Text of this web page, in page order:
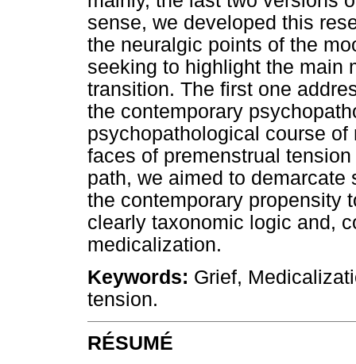
sense, we developed this
the neuralgic points of the
seeking to highlight the main
transition. The first one
the contemporary
psychopathological course
faces of premenstrual
path, we aimed to
the contemporary propensity
clearly taxonomic logic and,
medicalization.
Keywords: Grief,
tension.
RÉSUMÉ